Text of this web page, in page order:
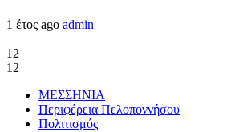
1 έτος ago admin
12
12
ΜΕΣΣΗΝΙΑ
Περιφέρεια Πελοποννήσου
Πολιτισμός